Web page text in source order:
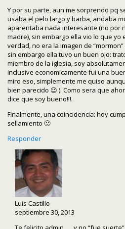
Y por su parte, aun me sorprendo pq
usaba el pelo largo y barba, andaba
aparentaba nada interesante (no por
madre), sin embargo ella vio lo que
verdad, no era la imagen de
sin embargo ella tuvo un buen ojo:
miembro de la iglesia, soy
inclusive economicamente fui una
miro eso, simplemente me quiso
bien parecido 😉 ). Como sera que
dice que soy bueno!!!.
Finalmente, una coincidencia: hoy
sellamiento 🙂
Responder
Luis Castillo
septiembre 30, 2013